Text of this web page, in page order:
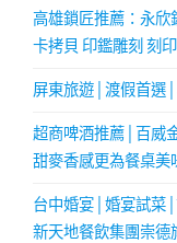
高雄鎖匠推薦：永欣
卡拷貝 印鑑雕刻 刻
屏東旅遊│渡假首選
超商啤酒推薦│百威
甜麥香感更為餐桌美
台中婚宴│婚宴試菜
新天地餐飲集團崇德